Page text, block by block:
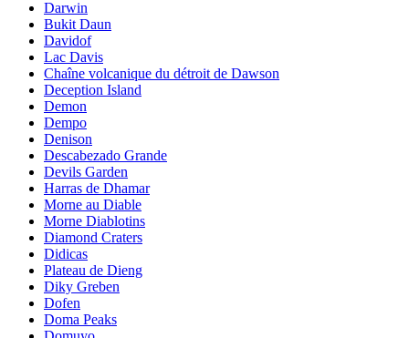
Darwin
Bukit Daun
Davidof
Lac Davis
Chaîne volcanique du détroit de Dawson
Deception Island
Demon
Dempo
Denison
Descabezado Grande
Devils Garden
Harras de Dhamar
Morne au Diable
Morne Diablotins
Diamond Craters
Didicas
Plateau de Dieng
Diky Greben
Dofen
Doma Peaks